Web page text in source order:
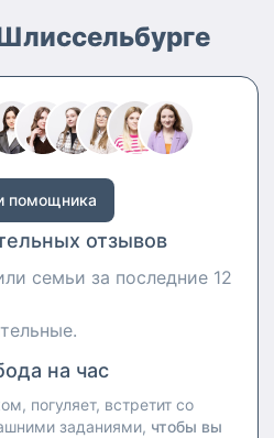
помощника
отзывов
семьи за последние 12
на час
погуляет, встретит со
заданиями, чтобы вы